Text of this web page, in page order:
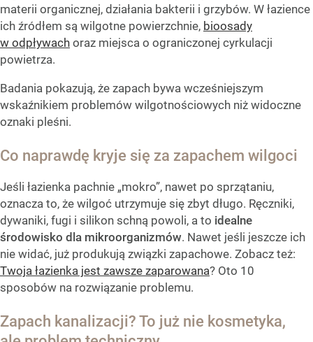
materii organicznej, działania bakterii i grzybów. W łazience
ich źródłem są wilgotne powierzchnie, bioosady
w odpływach oraz miejsca o ograniczonej cyrkulacji
powietrza.
Badania pokazują, że zapach bywa wcześniejszym
wskaźnikiem problemów wilgotnościowych niż widoczne
oznaki pleśni.
Co naprawdę kryje się za zapachem wilgoci
Jeśli łazienka pachnie „mokro”, nawet po sprzątaniu,
oznacza to, że wilgoć utrzymuje się zbyt długo. Ręczniki,
dywaniki, fugi i silikon schną powoli, a to idealne
środowisko dla mikroorganizmów. Nawet jeśli jeszcze ich
nie widać, już produkują związki zapachowe. Zobacz też:
Twoja łazienka jest zawsze zaparowana? Oto 10
sposobów na rozwiązanie problemu.
Zapach kanalizacji? To już nie kosmetyka,